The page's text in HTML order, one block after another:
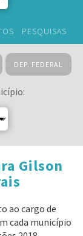
PESQUISAS
DEP. FEDERAL
Gilson
ao cargo de
cada município